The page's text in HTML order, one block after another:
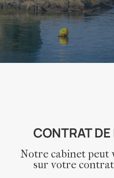
CONTRAT
Notre cabinet peut
sur votre